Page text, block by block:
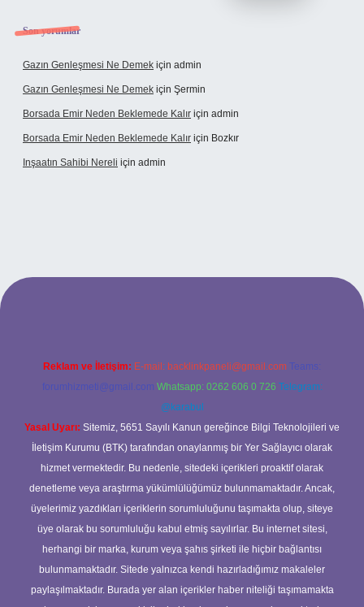
Son yorumlar
Gazın Genleşmesi Ne Demek için admin
Gazın Genleşmesi Ne Demek için Şermin
Borsada Emir Neden Beklemede Kalır için admin
Borsada Emir Neden Beklemede Kalır için Bozkır
Inşaatın Sahibi Nereli için admin
Reklam ve İletişim: E-mail: backlinkpaneli@gmail.com Teams:
forumhizmeti@gmail.com Whatsapp: 0262 606 0 726 Telegram:
@karabul
Yasal Uyarı: Sitemiz, 5651 Sayılı Kanun gereğince Bilgi Teknolojileri ve
İletişim Kurumu (BTK) tarafından onaylanmış bir Yer Sağlayıcı olarak
hizmet vermektedir. Bu nedenle, sitedeki içerikleri proaktif olarak
denetleme veya araştırma yükümlülüğümüz bulunmamaktadır. Ancak,
üyelerimiz yazdıkları içeriklerin sorumluluğunu taşımakta olup, siteye
üye olarak bu sorumluluğu kabul etmiş sayılırlar. Bu internet sitesi,
herhangi bir marka, kurum veya şahıs şirketi ile hiçbir bağlantısı
bulunmamaktadır. Sitede yalnızca kendi hazırladığımız makaleler
paylaşılmaktadır. Burada yer alan içerikler haber niteliği taşımamakta